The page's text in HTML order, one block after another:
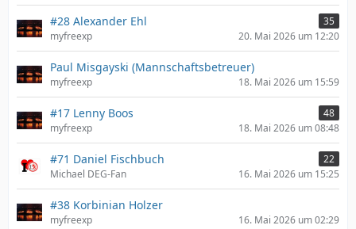
#28 Alexander Ehl
35
myfreexp
20. Mai 2026 um 12:20
Paul Misgayski (Mannschaftsbetreuer)
myfreexp 18. Mai 2026 um 15:59
#17 Lenny Boos
48
myfreexp
18. Mai 2026 um 08:48
#71 Daniel Fischbuch
22
Michael DEG-Fan
16. Mai 2026 um 15:25
#38 Korbinian Holzer
myfreexp 16. Mai 2026 um 02:29